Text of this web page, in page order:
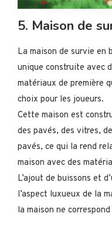
5. Maison de
La maison de survie en
unique construite avec
matériaux de première
choix pour les joueurs.
Cette maison est
des pavés, des vitres,
pavés, ce qui la rend
maison avec des
L’ajout de buissons et
l’aspect luxueux de la
la maison ne